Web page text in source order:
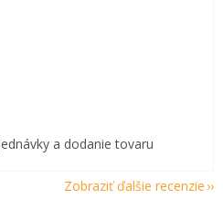
je 5 z 5 hviezdičiek.
je 5 z 5 hviezdičiek.
a dodanie tovaru
Zobraziť ďalšie recenzie